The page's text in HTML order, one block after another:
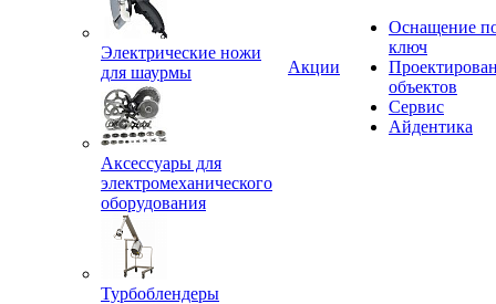
Электрические ножи
для шаурмы
Аксессуары для
электромеханического
оборудования
Турбоблендеры
Акции
Оснащение
ключ
объектов
Сервис
Айдентика